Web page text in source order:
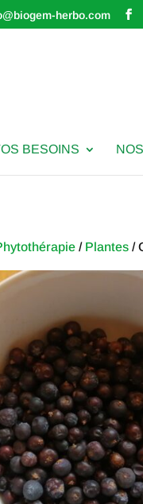
herbo.com
BESOINS
/ Plantes /